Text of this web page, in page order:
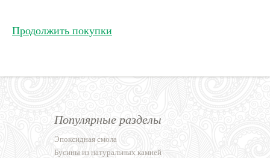
Продолжить покупки
Популярные разделы
Эпоксидная смола
Бусины из натуральных камней